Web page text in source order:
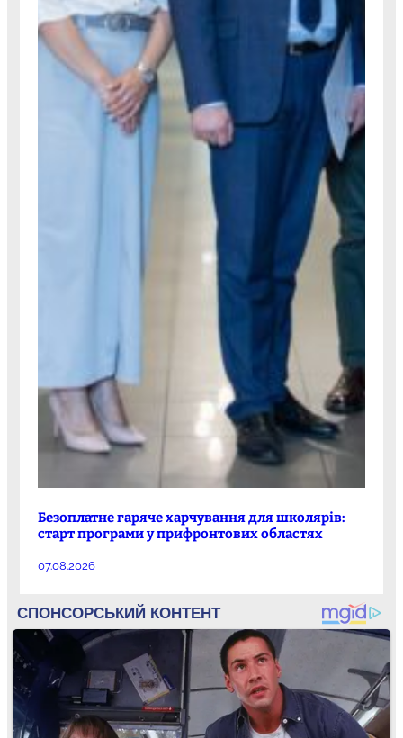
Безоплатне гаряче харчування для школярів:
старт програми у прифронтових областях
07.08.2026